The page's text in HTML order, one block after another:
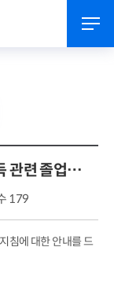
철학생명의료윤리학과 학사학위취득 관련 졸업논문 지침 안내
179
침에 대한 안내를 드